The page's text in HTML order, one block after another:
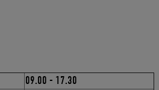
09.00 - 17.30